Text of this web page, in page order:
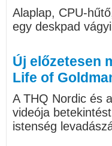
Alaplap, CPU-
egy deskpad
Új előzetesen
Life of
A THQ Nordic és
videója
istenség